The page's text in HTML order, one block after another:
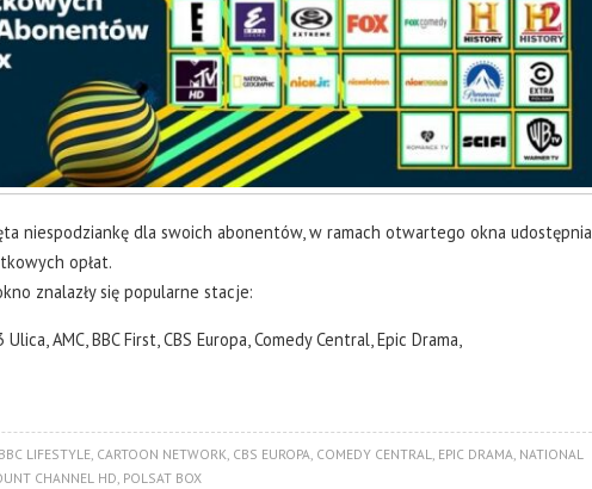
niespodziankę dla swoich abonentów, w ramach otwartego okna udostępnia
opłat.
znalazły się popularne stacje:
AMC, BBC First, CBS Europa, Comedy Central, Epic Drama,
BBC LIFESTYLE, CARTOON NETWORK, CBS EUROPA, COMEDY CENTRAL, EPIC DRAMA, NATIONAL
CHANNEL HD, POLSAT BOX